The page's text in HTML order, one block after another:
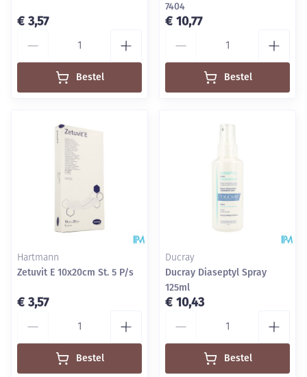
€ 3,57
Bestel
7404
€ 10,77
Bestel
Hartmann
Zetuvit E 10x20cm St. 5 P/s
€ 3,57
Bestel
Ducray
Ducray Diaseptyl Spray
125ml
€ 10,43
Bestel